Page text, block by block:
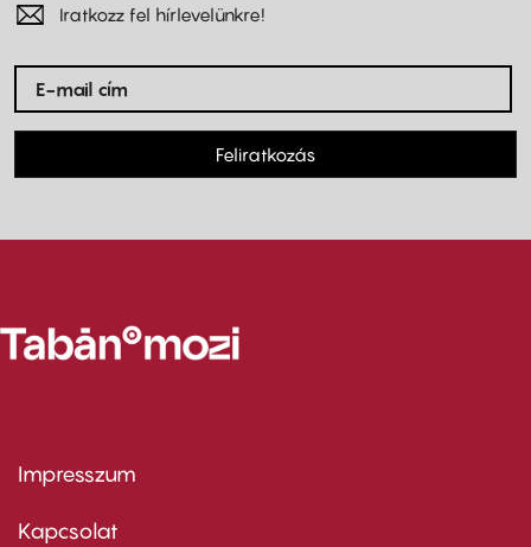
Iratkozz fel hírlevelünkre!
Feliratkozás
Footer
first
Impresszum
Kapcsolat